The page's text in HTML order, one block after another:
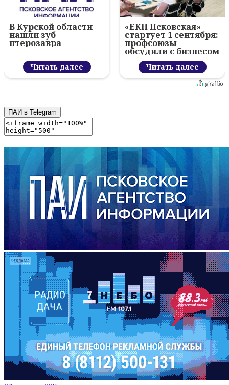
В Курской области
нашли зуб
птерозавра
Читать далее
«ЕКП Псковская»
стартует 1 сентября:
профсоюзы
обсудили с бизнесом
новый цифровой
проектЧитать далее
ПАИ в Telegram